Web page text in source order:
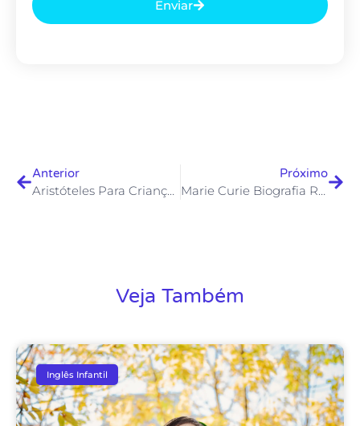
Enviar
Anterior
Aristóteles Para Crianças E Adolescentes
Próximo
Marie Curie Biografia Resumida Para Crianças
Veja Também
Inglês Infantil